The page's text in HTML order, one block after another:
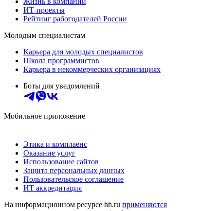
ИТ-проекты
Рейтинг работодателей России
Молодым специалистам
Карьера для молодых специалистов
Школа программистов
Карьера в некоммерческих организациях
Боты для уведомлений
Мобильное приложение
Этика и комплаенс
Оказание услуг
Использование сайтов
Защита персональных данных
Пользовательское соглашение
ИТ аккредитация
На информационном ресурсе hh.ru применяются